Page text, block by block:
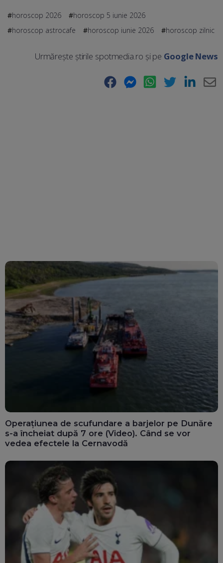
horoscop 2026
horoscop 5 iunie 2026
horoscop astrocafe
horoscop iunie 2026 horoscop zilnic
Urmărește știrile spotmedia.ro și pe Google News
Facebook Messenger WhatsApp Twitter LinkedIn
Operațiunea de scufundare a barjelor pe Dunăre
s-a încheiat după 7 ore (Video). Când se vor
vedea efectele la Cernavodă